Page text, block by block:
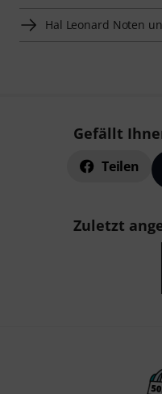
Hal Leonard Noten
Gefällt
Teilen
Zuletzt